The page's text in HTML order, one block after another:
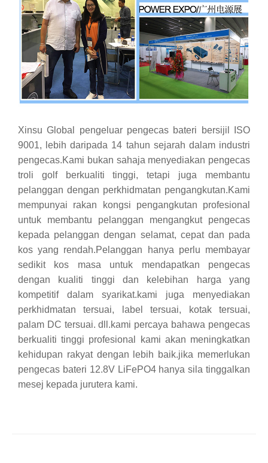
Xinsu Global pengeluar pengecas bateri bersijil ISO
9001, lebih daripada 14 tahun sejarah dalam industri
pengecas.Kami bukan sahaja menyediakan pengecas
troli golf berkualiti tinggi, tetapi juga membantu
pelanggan dengan perkhidmatan pengangkutan.Kami
mempunyai rakan kongsi pengangkutan profesional
untuk membantu pelanggan mengangkut pengecas
kepada pelanggan dengan selamat, cepat dan pada
kos yang rendah.Pelanggan hanya perlu membayar
sedikit kos masa untuk mendapatkan pengecas
dengan kualiti tinggi dan kelebihan harga yang
kompetitif dalam syarikat.kami juga menyediakan
perkhidmatan tersuai, label tersuai, kotak tersuai,
palam DC tersuai. dll.kami percaya bahawa pengecas
berkualiti tinggi profesional kami akan meningkatkan
kehidupan rakyat dengan lebih baik.jika memerlukan
pengecas bateri 12.8V LiFePO4 hanya sila tinggalkan
mesej kepada jurutera kami.